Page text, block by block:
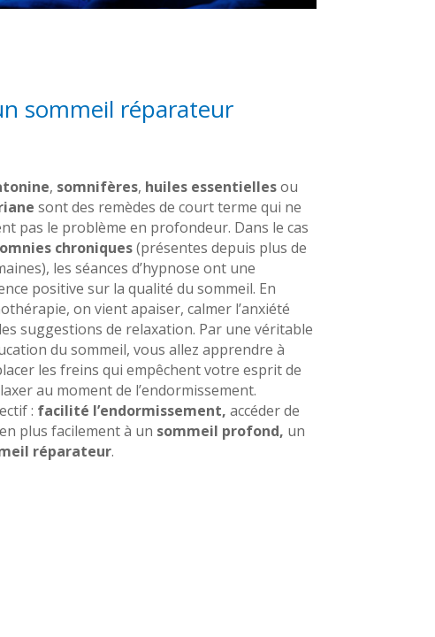
sommeil réparateur
, somnifères, huiles essentiellesou
sont des remèdes de court terme qui ne
pas le problème en profondeur. Dans le cas
chroniques(présentes depuis plus de
les séances d’hypnose ont une
positive sur la qualité du sommeil. En
on vient apaiser, calmer l’anxiété
suggestions de relaxation. Par une véritable
du sommeil, vous allez apprendre à
les freins qui empêchent votre esprit de
au moment de l’endormissement.
: facilité l’endormissement, accéder de
plus facilement à un sommeil profond, un
réparateur.